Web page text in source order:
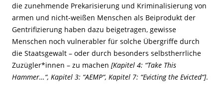
die zunehmende Prekarisierung und Kriminalisierung von
armen und nicht-weißen Menschen als Beiprodukt der
Gentrifizierung haben dazu beigetragen, gewisse
Menschen noch vulnerabler für solche Übergriffe durch
die Staatsgewalt – oder durch besonders selbstherrliche
Zuzügler*innen – zu machen [Kapitel 4: “Take This
Hammer…“, Kapitel 3: “AEMP“, Kapitel 7: “Evicting the Evicted“].